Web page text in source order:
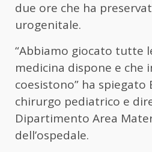
due ore che ha
urogenitale.
“Abbiamo giocato tutte
medicina dispone e che
coesistono” ha spiegato
chirurgo pediatrico e
Dipartimento Area
dell’ospedale.